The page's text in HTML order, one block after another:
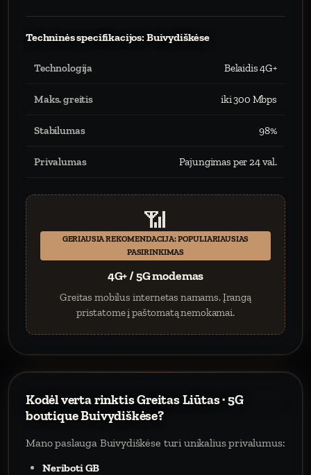
Techninės specifikacijos: Buivydiškėse
Technologija Belaidis 4G+
Maks. greitis iki 300 Mbps
Stabilumas 98%
Privalumas Pajungimas per 24 val.
📶
GERIAUSIA REKOMENDACIJA: POPULIARIAUSIAS
PASIRINKIMAS
4G+ / 5G modemas
Greitas mobilus internetas namams. Įrangą
pristatome į paštomatą nemokamai.
Kodėl verta rinktis Greitas Liūtas · 5G
boutique Buivydiškėse?
Mano paslauga Buivydiškėse turi unikalius privalumus:
Neriboti GB